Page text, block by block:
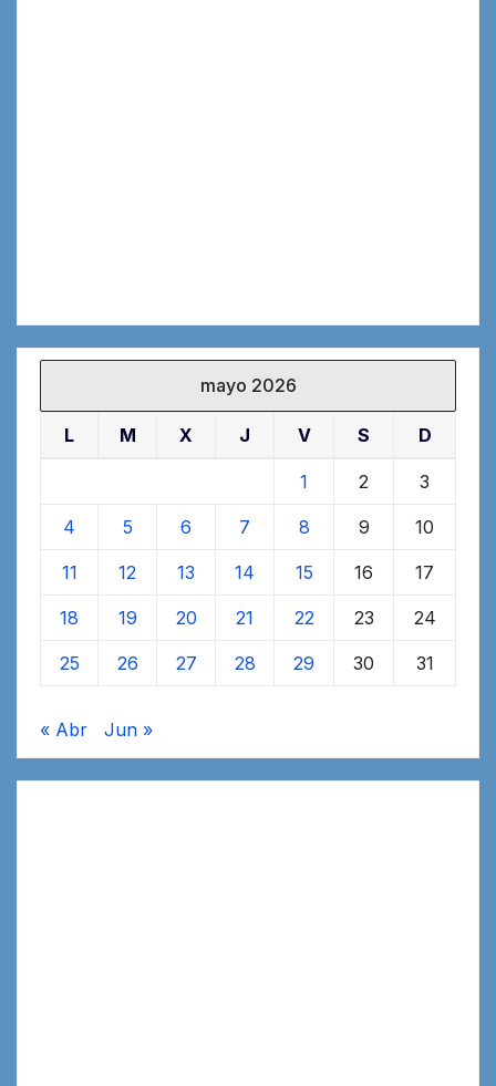
mayo 2026
L M X J V S D
1 2 3
4 5 6 7 8 9 10
11 12 13 14 15 16 17
18 19 20 21 22 23 24
25 26 27 28 29 30 31
« Abr Jun »